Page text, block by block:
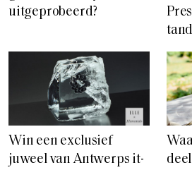
uitgeprobeerd?
Win een exclusief
juweel van Antwerps it-